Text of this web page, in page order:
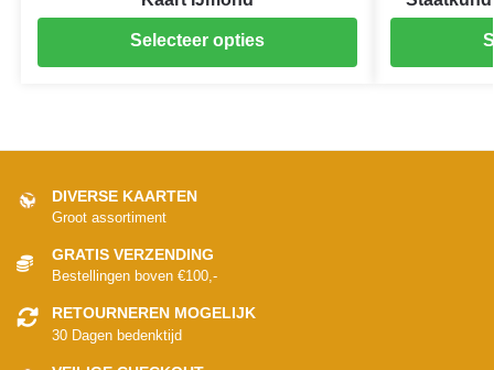
Selecteer opties
DIVERSE KAARTEN
Groot assortiment
GRATIS VERZENDING
Bestellingen boven €100,-
RETOURNEREN MOGELIJK
30 Dagen bedenktijd